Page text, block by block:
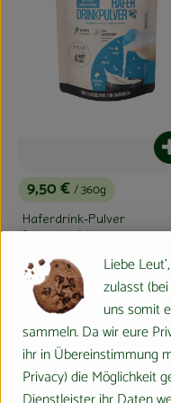
, Preis:
9,50 €/ 360g
Haferdrink-Pulver
Europa, Referenzpreis:
26,39 €/ kg
,
,IT-
Produkt zu Favouriten
Liebe
zulasst
uns somit
sammeln. Da wir eure
ihr in Übereinstimmung
Privacy) die Möglichkeit